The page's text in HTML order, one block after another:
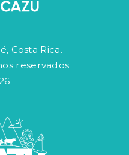
Costa Rica.
reservados